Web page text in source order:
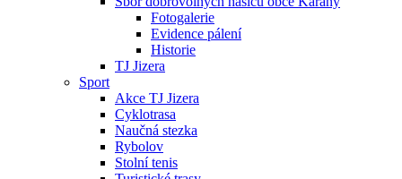
Fotogalerie
Evidence pálení
Historie
TJ Jizera
Sport
Akce TJ Jizera
Cyklotrasa
Naučná stezka
Rybolov
Stolní tenis